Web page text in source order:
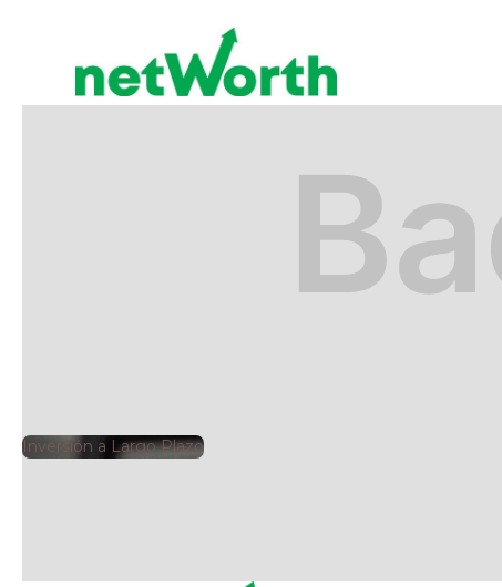
INVERSIÓN A LARGO PLAZO
Inversión a Largo Plazo